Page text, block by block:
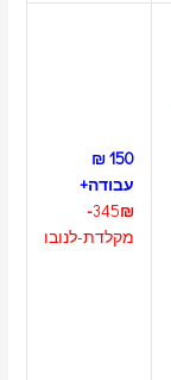
150 ₪
עבודה+
345₪-
מקלדת-לנובו